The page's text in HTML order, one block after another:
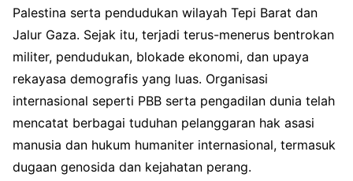
Palestina serta pendudukan wilayah Tepi Barat dan
Jalur Gaza. Sejak itu, terjadi terus-menerus bentrokan
militer, pendudukan, blokade ekonomi, dan upaya
rekayasa demografis yang luas. Organisasi
internasional seperti PBB serta pengadilan dunia telah
mencatat berbagai tuduhan pelanggaran hak asasi
manusia dan hukum humaniter internasional, termasuk
dugaan genosida dan kejahatan perang.